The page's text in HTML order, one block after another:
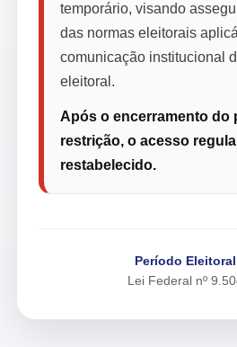
temporário, visando
das normas eleitorais
comunicação institucional
eleitoral.
Após o encerramento do
restrição, o acesso
restabelecido.
Período
Lei Federal nº